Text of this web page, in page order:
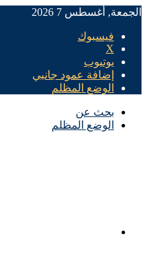
الجمعة, أغسطس 7 2026
فيسبوك
X
يوتيوب
إضافة عمود جانبي
الوضع المظلم
بحث عن
الوضع المظلم